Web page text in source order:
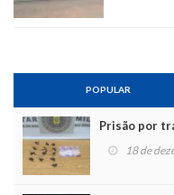
POPULAR
Prisão por
18 de